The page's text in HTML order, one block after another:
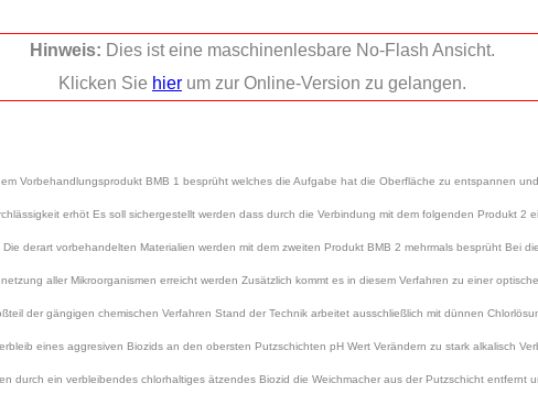
Vorbehandlungsprodukt BMB 1 besprüht welches die Aufgabe hat die Oberfläche zu entspannen
erhöt Es soll sichergestellt werden dass durch die Verbindung mit dem folgenden Produkt 2
derart vorbehandelten Materialien werden mit dem zweiten Produkt BMB 2 mehrmals besprüht Bei
aller Mikroorganismen erreicht werden Zusätzlich kommt es in diesem Verfahren zu einer
der gängigen chemischen Verfahren Stand der Technik arbeitet ausschließlich mit dünnen
eines aggresiven Biozids an den obersten Putzschichten pH Wert Verändern zu stark alkalisch
durch ein verbleibendes chlorhaltiges ätzendes Biozid die Weichmacher aus der Putzschicht entfernt
Hinweis: Dies ist eine maschinenlesbare No-Flash Ansicht.
Klicken Sie hier um zur Online-Version zu gelangen.